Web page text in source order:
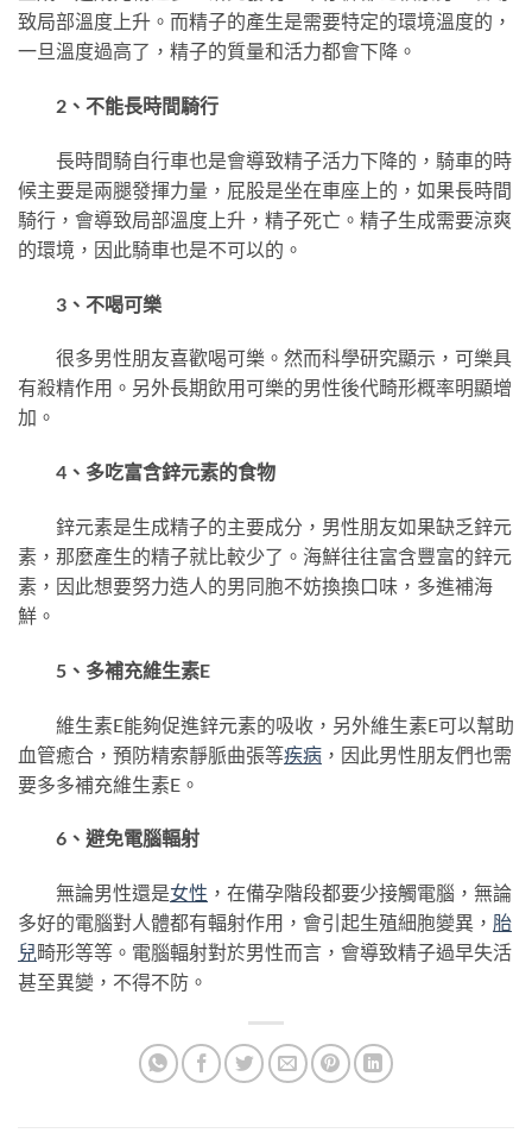
致局部溫度上升。而精子的產生是需要特定的環境溫度的，
一旦溫度過高了，精子的質量和活力都會下降。
2、不能長時間騎行
長時間騎自行車也是會導致精子活力下降的，騎車的時
候主要是兩腿發揮力量，屁股是坐在車座上的，如果長時間
騎行，會導致局部溫度上升，精子死亡。精子生成需要涼爽
的環境，因此騎車也是不可以的。
3、不喝可樂
很多男性朋友喜歡喝可樂。然而科學研究顯示，可樂具
有殺精作用。另外長期飲用可樂的男性後代畸形概率明顯增
加。
4、多吃富含鋅元素的食物
鋅元素是生成精子的主要成分，男性朋友如果缺乏鋅元
素，那麼產生的精子就比較少了。海鮮往往富含豐富的鋅元
素，因此想要努力造人的男同胞不妨換換口味，多進補海
鮮。
5、多補充維生素E
維生素E能夠促進鋅元素的吸收，另外維生素E可以幫助
血管癒合，預防精索靜脈曲張等疾病 ，因此男性朋友們也需
要多多補充維生素E。
6、避免電腦輻射
無論男性還是女性 ，在備孕階段都要少接觸電腦，無論
多好的電腦對人體都有輻射作用，會引起生殖細胞變異， 胎
兒畸形等等。電腦輻射對於男性而言，會導致精子過早失活
甚至異變，不得不防。